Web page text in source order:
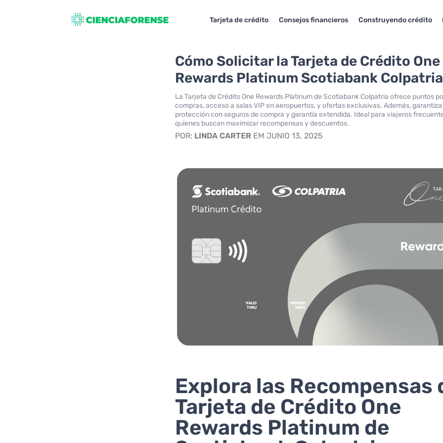
Tarjeta de crédito Consejos financieros Construyendo crédito
Cómo Solicitar la Tarjeta de Crédito One
Rewards Platinum Scotiabank Colpatria
La Tarjeta de Crédito One Rewards Platinum de Scotiabank Colpatria ofrece puntos
compras, acceso a salas VIP en aeropuertos, y ofertas exclusivas. Además, garantiza
protección con seguros de compra y garantía extendida. Ideal para viajeros
quienes buscan maximizar recompensas y descuentos.
POR: LINDA CARTER EM JUNIO 13, 2025
Explora las Recompensas
Tarjeta de Crédito One
Rewards Platinum de